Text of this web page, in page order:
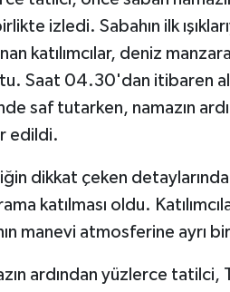
izledi. Sabahın ilk
katılımcılar, deniz
Saat 04.30'dan itibaren
saf tutarken, namazın
edildi.
dikkat çeken
katılması oldu.
manevi atmosferine ayrı
ardından yüzlerce